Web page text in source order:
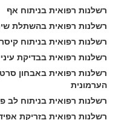
רשלנות רפואית בניתוח אף
רשלנות רפואית בהשתלת
רשלנות רפואית בניתוח
רשלנות רפואית בבדיקת
רשלנות רפואית באבחון
הערמונית
רשלנות רפואית בניתוח לב
רשלנות רפואית בזריקת